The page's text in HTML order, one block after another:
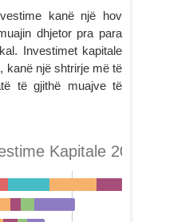
kanë një hov
dhjetor pra para
Investimet kapitale
kanë një shtrirje më të
të gjithë muajve të